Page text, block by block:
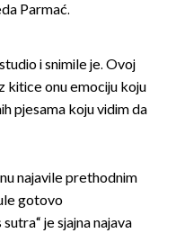
Parmać.
i snimile je. Ovoj
kitice onu emociju koju
pjesama koju vidim da
najavile prethodnim
gotovo
je sjajna najava